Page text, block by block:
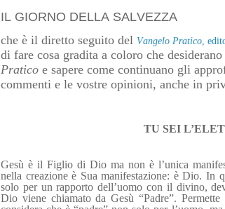
IL GIORNO DELLA SALVEZZA
che è il diretto seguito del Vangelo Pratico,
di fare cosa gradita a coloro che
Pratico e sapere come continuano gli
commenti e le vostre opinioni, anche in
TU SEI
Gesù è il Figlio di Dio ma non è l’unica
nella creazione è Sua manifestazione: è Dio. In
solo per un rapporto dell’uomo con il divino,
Dio viene chiamato da Gesù “Padre”.